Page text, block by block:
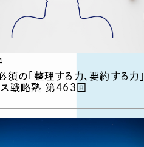
須の「整理する力、要約する力
ス戦略塾 第463回